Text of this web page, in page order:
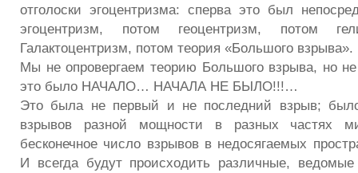
отголоски эгоцентризма: сперва это был
эгоцентризм, потом геоцентризм, потом
Галактоцентризм, потом теория «Большого взрыва».
Мы не опровергаем теорию Большого взрыва, но
это было НАЧАЛО… НАЧАЛА НЕ БЫЛО!!!…
Это была не первый и не последний взрыв;
взрывов разной мощности в разных частях
бесконечное число взрывов в недосягаемых
И всегда будут происходить различные,